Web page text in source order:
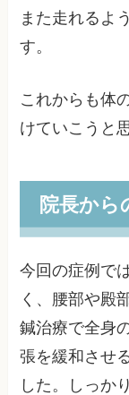
また走れるよ
す。
これからも体
けていこうと
院長から
今回の症例で
く、腰部や殿
鍼治療で全身
張を緩和させ
した。しっか